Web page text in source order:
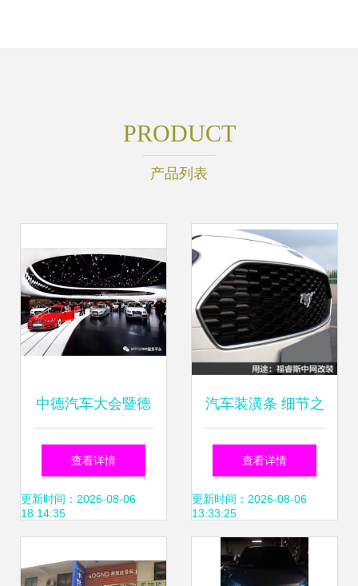
PRODUCT
产品列表
中德汽车大会暨德
国工业哲学与智能
制造研学之旅 汽车
查看详情
更新时间：2026-08-06
18:14:35
汽车装潢条 细节之
美，为爱车点睛
查看详情
更新时间：2026-08-06
13:33:25